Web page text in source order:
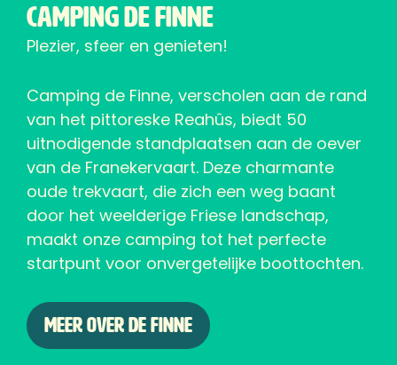
Camping de Finne
Plezier, sfeer en genieten!
Camping de Finne, verscholen aan de rand
van het pittoreske Reahûs, biedt 50
uitnodigende standplaatsen aan de oever
van de Franekervaart. Deze charmante
oude trekvaart, die zich een weg baant
door het weelderige Friese landschap,
maakt onze camping tot het perfecte
startpunt voor onvergetelijke boottochten.
Meer over De Finne